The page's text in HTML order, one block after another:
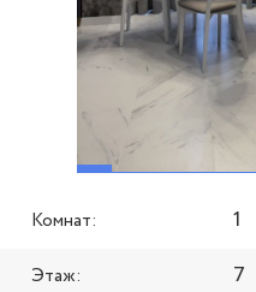
Комнат: 1
Этаж: 7